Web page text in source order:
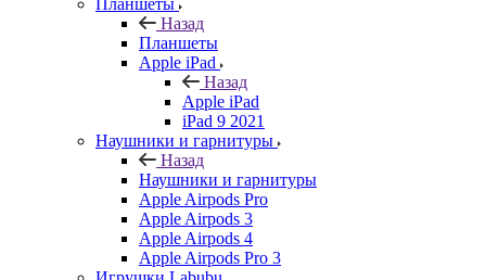
Планшеты
Назад
Планшеты
Apple iPad
Назад
Apple iPad
iPad 9 2021
Наушники и гарнитуры
Назад
Наушники и гарнитуры
Apple Airpods Pro
Apple Airpods 3
Apple Airpods 4
Apple Airpods Pro 3